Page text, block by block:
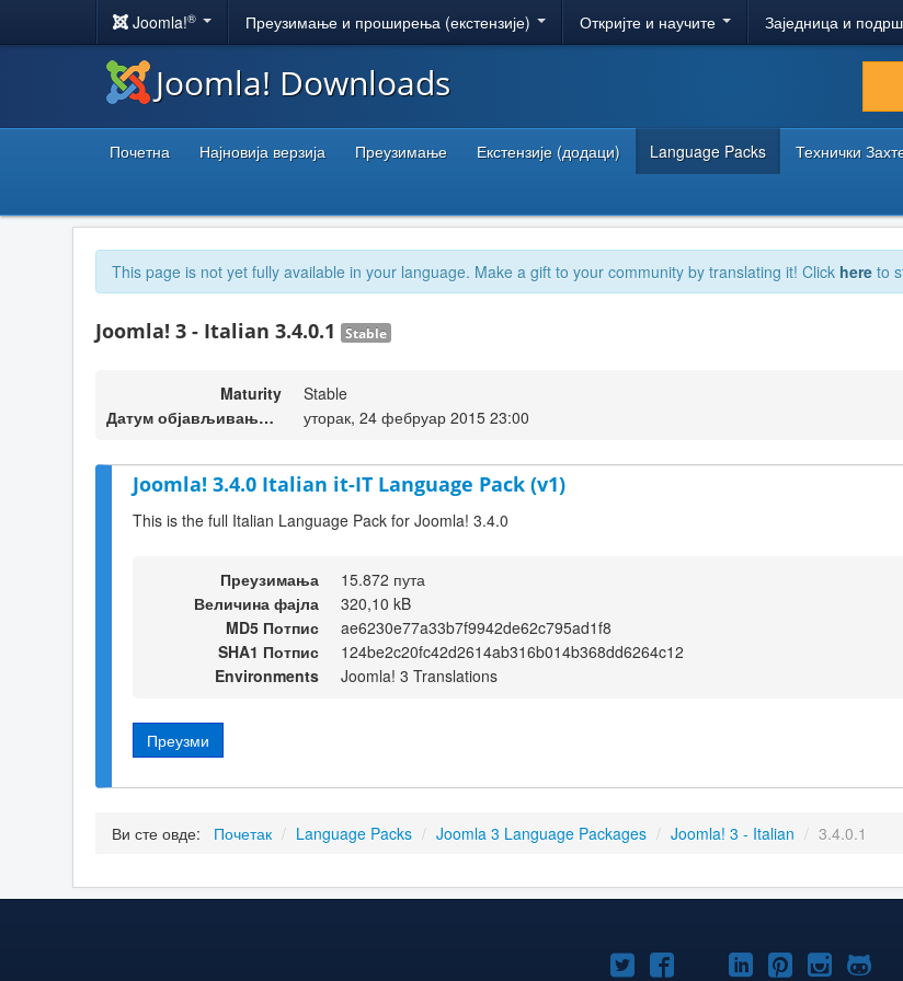
Joomla!® Преузимање и проширења (екстензије) Откријте и научите Заједница и
Joomla! Downloads
Почетна Најновија верзија Преузимање Екстензије (додаци) Language Packs Технички
This page is not yet fully available in your language. Make a gift to your community by translating it! Click here to
Joomla! 3 - Italian 3.4.0.1 Stable
Maturity
Stable
Датум објављивања верзије
уторак, 24 фебруар 2015 23:00
Joomla! 3.4.0 Italian it-IT Language Pack (v1)
This is the full Italian Language Pack for Joomla! 3.4.0
Преузимања
15.872 пута
Величина фајла
320,10 kB
MD5 Потпис
ae6230e77a33b7f9942de62c795ad1f8
SHA1 Потпис
124be2c20fc42d2614ab316b014b368dd6264c12
Environments
Joomla! 3 Translations
Преузми
Ви сте овде: Почетак / Language Packs / Joomla 3 Language Packages / Joomla! 3 - Italian / 3.4.0.1
Joomla!Joomla!Joomla!
Joomla!Joomla!
Joomla!